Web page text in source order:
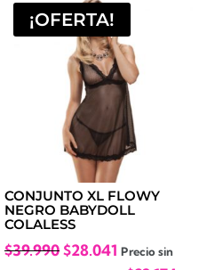
¡OFERTA!
CONJUNTO XL FLOWY
NEGRO BABYDOLL
COLALESS
$39.990El
$28.041 El
Precio sin